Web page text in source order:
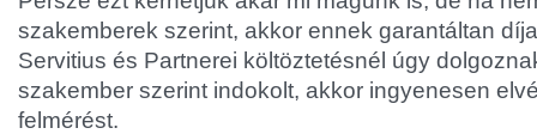
szakemberek szerint, akkor ennek garantáltan
Servitius és Partnerei költöztetésnél úgy
szakember szerint indokolt, akkor ingyenesen
felmérést.